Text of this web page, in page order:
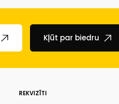
Kļūt par biedru
REKVIZĪTI